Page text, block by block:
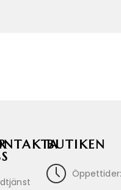
BUTIKEN
Öppettider: